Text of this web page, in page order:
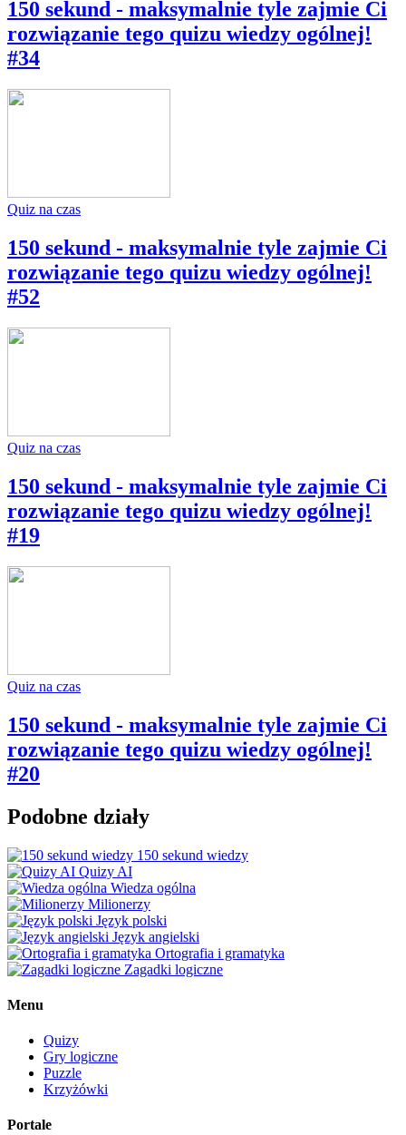
150 sekund - maksymalnie tyle zajmie Ci
rozwiązanie tego quizu wiedzy ogólnej!
#34
Quiz na czas
150 sekund - maksymalnie tyle zajmie Ci
rozwiązanie tego quizu wiedzy ogólnej!
#52
Quiz na czas
150 sekund - maksymalnie tyle zajmie Ci
rozwiązanie tego quizu wiedzy ogólnej!
#19
Quiz na czas
150 sekund - maksymalnie tyle zajmie Ci
rozwiązanie tego quizu wiedzy ogólnej!
#20
Podobne działy
150 sekund wiedzy
Quizy AI
Wiedza ogólna
Milionerzy
Język polski
Język angielski
Ortografia i gramatyka
Zagadki logiczne
Menu
Quizy
Gry logiczne
Puzzle
Krzyżówki
Portale